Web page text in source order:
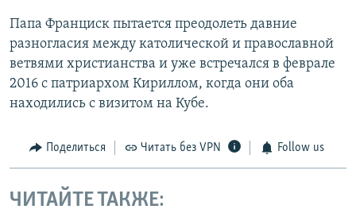
Папа Франциск пытается преодолеть давние
разногласия между католической и православной
ветвями христианства и уже встречался в феврале
2016 с патриархом Кириллом, когда они оба
находились с визитом на Кубе.
Поделиться Читать без VPN Follow us
ЧИТАЙТЕ ТАКЖЕ: